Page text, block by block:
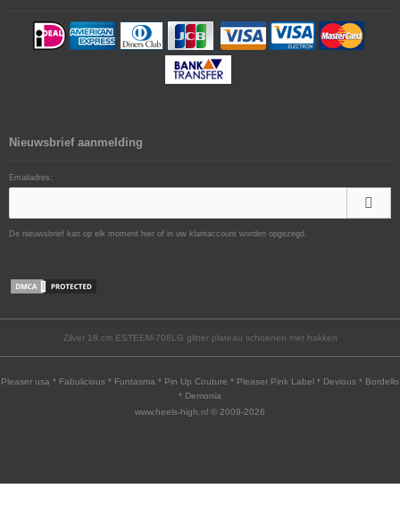
Nieuwsbrief aanmelding
Emailadres:
De nieuwsbrief kan op elk moment hier of in uw klantaccount worden opgezegd.
Zilver 18 cm ESTEEM-708LG glitter plateau schoenen met hakken
Pleaser usa * Fabulicious * Funtasma * Pin Up Couture * Pleaser Pink Label * Devious * Bordello
* Demonia
www.heels-high.nl © 2009-2026